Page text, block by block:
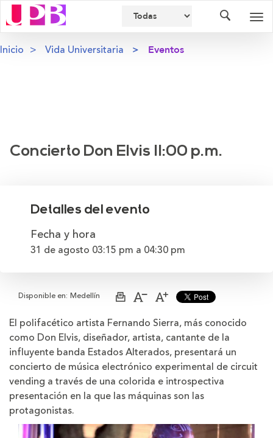
Inicio Vida Universitaria Eventos
Concierto Don Elvis 11:00 p.m.
Detalles del evento
Fecha y hora
31 de agosto 03:15 pm a 04:30 pm
Disponible en: Medellín
ImprimirAumentar
de
la
letra
Disminuir
de
la
El polifacético artista Fernando Sierra, más conocido
como Don Elvis, diseñador, artista, cantante de la
influyente banda Estados Alterados, presentará un
concierto de música electrónico experimental de circuit
vending a través de una colorida e introspectiva
presentación en la que las máquinas son las
protagonistas.